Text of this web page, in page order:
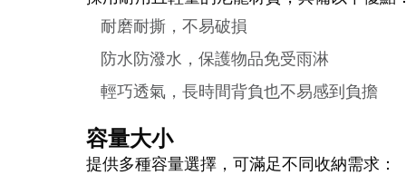
耐磨耐撕，不易破損
防水防潑水，保護物品免受雨淋
輕巧透氣，長時間背負也不易感到負擔
容量大小
提供多種容量選擇，可滿足不同收納需求：